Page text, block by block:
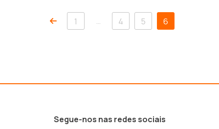
1 … 4 5 6
Segue-nos nas redes sociais